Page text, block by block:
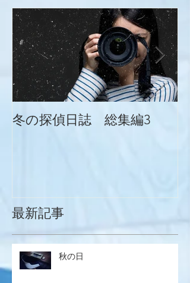
冬の探偵日誌 総集編3
最新記事
秋の日